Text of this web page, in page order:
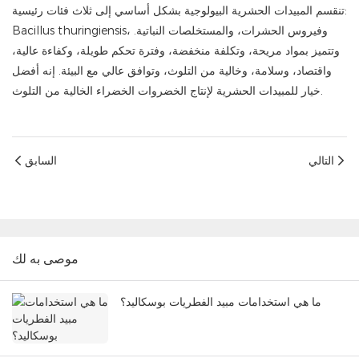
تنقسم المبيدات الحشرية البيولوجية بشكل أساسي إلى ثلاث فئات رئيسية:
Bacillus thuringiensis، وفيروس الحشرات، والمستخلصات النباتية.
وتتميز بمواد مريحة، وتكلفة منخفضة، وفترة تحكم طويلة، وكفاءة عالية،
واقتصاد، وسلامة، وخالية من التلوث، وتوافق عالي مع البيئة. إنه أفضل
خيار للمبيدات الحشرية لإنتاج الخضروات الخضراء الخالية من التلوث.
السابق التالي
موصى به لك
ما هي استخدامات مبيد الفطريات بوسكاليد؟